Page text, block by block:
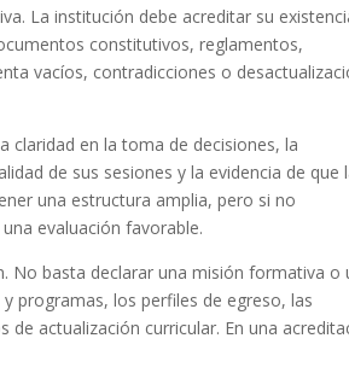
La institución debe acreditar su
constitutivos, reglamentos,
vacíos, contradicciones o
claridad en la toma de decisiones, la
de sus sesiones y la evidencia de que
una estructura amplia, pero si no
evaluación favorable.
No basta declarar una misión formativa o
programas, los perfiles de egreso, las
actualización curricular. En una